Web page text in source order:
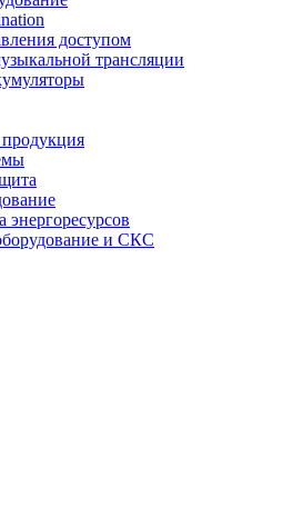
доступом
трансляции
энергоресурсов
и СКС